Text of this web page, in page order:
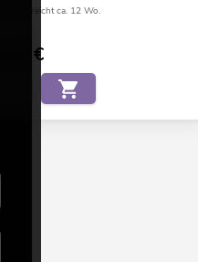
Bestand reicht ca. 12 Wo.
€